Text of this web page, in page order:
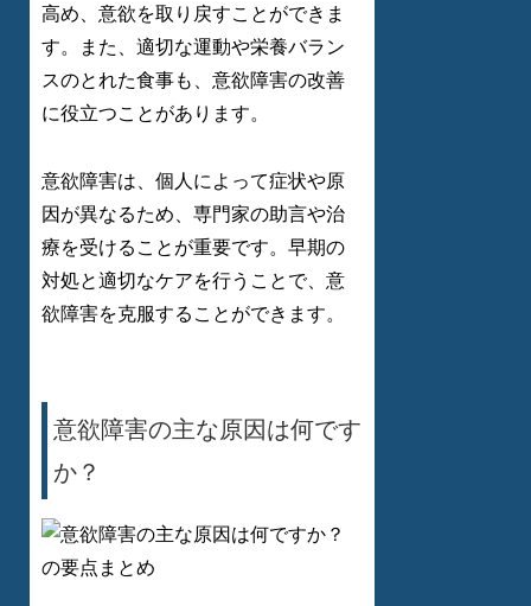
高め、意欲を取り戻すことができま
す。また、適切な運動や栄養バラン
スのとれた食事も、意欲障害の改善
に役立つことがあります。
意欲障害は、個人によって症状や原
因が異なるため、専門家の助言や治
療を受けることが重要です。早期の
対処と適切なケアを行うことで、意
欲障害を克服することができます。
意欲障害の主な原因は何です
か？